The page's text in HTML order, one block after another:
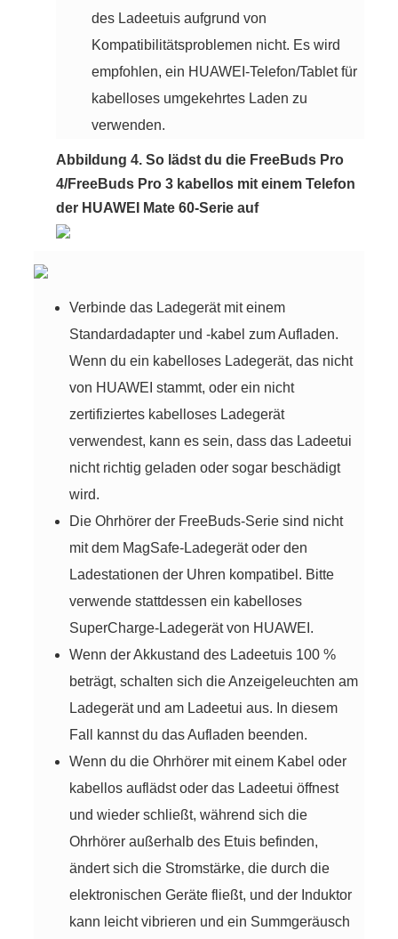
des Ladeetuis aufgrund von
Kompatibilitätsproblemen nicht. Es wird
empfohlen, ein HUAWEI-Telefon/Tablet für
kabelloses umgekehrtes Laden zu
verwenden.
Abbildung 4. So lädst du die FreeBuds Pro
4/FreeBuds Pro 3 kabellos mit einem Telefon
der HUAWEI Mate 60-Serie auf
Verbinde das Ladegerät mit einem
Standardadapter und -kabel zum Aufladen.
Wenn du ein kabelloses Ladegerät, das nicht
von HUAWEI stammt, oder ein nicht
zertifiziertes kabelloses Ladegerät
verwendest, kann es sein, dass das Ladeetui
nicht richtig geladen oder sogar beschädigt
wird.
Die Ohrhörer der FreeBuds-Serie sind nicht
mit dem MagSafe-Ladegerät oder den
Ladestationen der Uhren kompatibel. Bitte
verwende stattdessen ein kabelloses
SuperCharge-Ladegerät von HUAWEI.
Wenn der Akkustand des Ladeetuis 100 %
beträgt, schalten sich die Anzeigeleuchten am
Ladegerät und am Ladeetui aus. In diesem
Fall kannst du das Aufladen beenden.
Wenn du die Ohrhörer mit einem Kabel oder
kabellos auflädst oder das Ladeetui öffnest
und wieder schließt, während sich die
Ohrhörer außerhalb des Etuis befinden,
ändert sich die Stromstärke, die durch die
elektronischen Geräte fließt, und der Induktor
kann leicht vibrieren und ein Summgeräusch